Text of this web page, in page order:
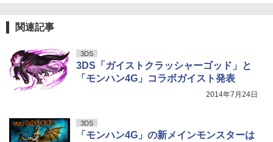
関連記事
3DS
3DS「ガイストクラッシャーゴッド」と
「モンハン4G」コラボガイスト発表
2014年7月24日
3DS
「モンハン4G」の新メインモンスターは